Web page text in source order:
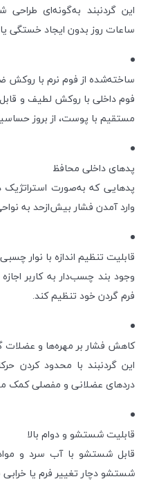
این گردنبند به‌گونه‌ای
ساعات روز بدون ایجاد خستگی
ساخته‌شده از فوم نرم با
فوم داخلی با روکش لطیف و
مستقیم با پوست، از بروز
پدهای داخلی محافظ
پدهایی که به‌صورت استراتژیک
وارد آمدن فشار بیش‌ازحد به
قابلیت تنظیم اندازه با نوار چسبی
وجود بند چسب‌دار به کاربر
فرم گردن خود تنظیم کند.
کاهش فشار بر مهره‌ها و عضلات
این گردنبند با محدود کردن
دردهای عضلانی و مفصلی کمک
قابلیت شستشو و دوام بالا
قابل شستشو با آب سرد و
شستشو دچار تغییر فرم یا